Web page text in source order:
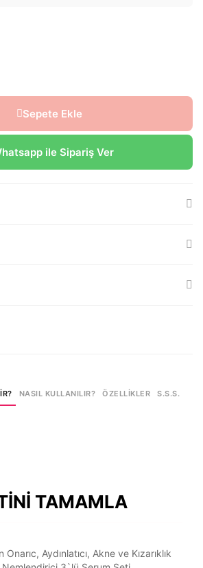
Sepete Ekle
ile Sipariş Ver
NASIL KULLANILIR? ÖZELLİKLER S.S.S.
TAMAMLA